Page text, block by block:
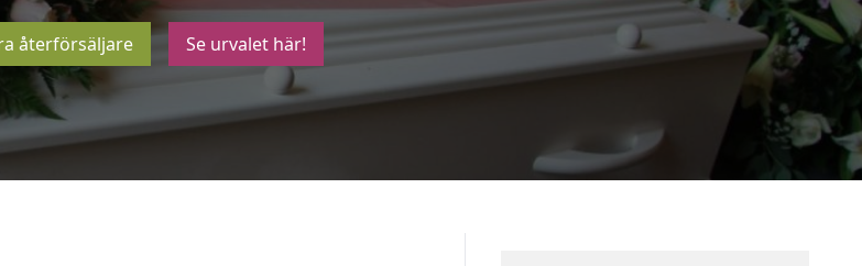
återförsäljare Se urvalet här!